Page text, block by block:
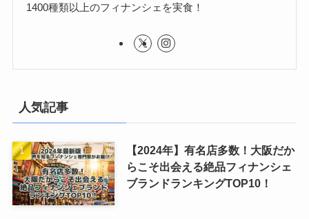
1400種類以上のフィナンシェを実食！
人気記事
【2024年】有名店多数！大阪だか
らこそ出会える絶品フィナンシェ
ブランドランキングTOP10！